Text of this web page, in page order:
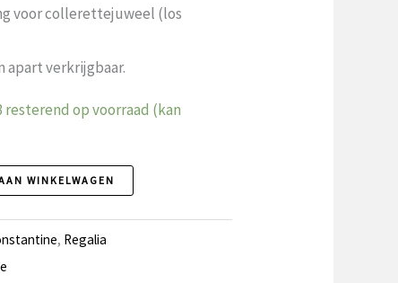
voor collerettejuweel (los
apart verkrijgbaar.
resterend op voorraad (kan
WINKELWAGEN
, Regalia